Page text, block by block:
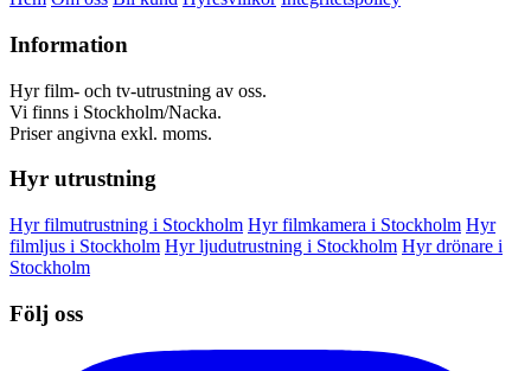
Information
Hyr film- och tv-utrustning av oss.
Vi finns i Stockholm/Nacka.
Priser angivna exkl. moms.
Hyr utrustning
Hyr filmutrustning i Stockholm Hyr filmkamera i Stockholm Hyr
filmljus i Stockholm Hyr ljudutrustning i Stockholm Hyr drönare i
Stockholm
Följ oss